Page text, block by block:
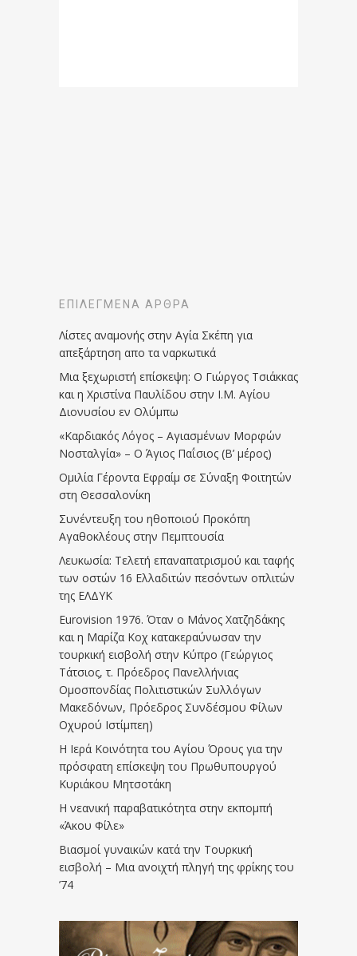
ΕΠΙΛΕΓΜΈΝΑ ΆΡΘΡΑ
Λίστες αναμονής στην Αγία Σκέπη για
απεξάρτηση απο τα ναρκωτικά
Μια ξεχωριστή επίσκεψη: Ο Γιώργος Τσιάκκας
και η Χριστίνα Παυλίδου στην Ι.Μ. Αγίου
Διονυσίου εν Ολύμπω
«Καρδιακός Λόγος – Αγιασμένων Μορφών
Νοσταλγία» – Ο Άγιος Παΐσιος (Β’ μέρος)
Ομιλία Γέροντα Εφραίμ σε Σύναξη Φοιτητών
στη Θεσσαλονίκη
Συνέντευξη του ηθοποιού Προκόπη
Αγαθοκλέους στην Πεμπτουσία
Λευκωσία: Τελετή επαναπατρισμού και ταφής
των οστών 16 Ελλαδιτών πεσόντων οπλιτών
της ΕΛΔΥΚ
Eurovision 1976. Όταν ο Μάνος Χατζηδάκης
και η Μαρίζα Κοχ κατακεραύνωσαν την
τουρκική εισβολή στην Κύπρο (Γεώργιος
Τάτσιος, τ. Πρόεδρος Πανελλήνιας
Ομοσπονδίας Πολιτιστικών Συλλόγων
Μακεδόνων, Πρόεδρος Συνδέσμου Φίλων
Οχυρού Ιστίμπεη)
Η Ιερά Κοινότητα του Αγίου Όρους για την
πρόσφατη επίσκεψη του Πρωθυπουργού
Κυριάκου Μητσοτάκη
Η νεανική παραβατικότητα στην εκπομπή
«Άκου Φίλε»
Βιασμοί γυναικών κατά την Τουρκική
εισβολή – Μια ανοιχτή πληγή της φρίκης του
’74